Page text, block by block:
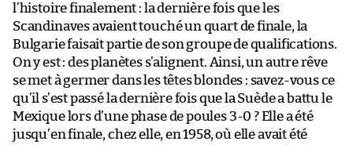
l’histoire finalement : la dernière fois que les
Scandinaves avaient touché un quart de finale, la
Bulgarie faisait partie de son groupe de qualifications.
On y est : des planètes s’alignent. Ainsi, un autre rêve
se met à germer dans les têtes blondes : savez-vous ce
qu’il s’est passé la dernière fois que la Suède a battu le
Mexique lors d’une phase de poules 3-0 ? Elle a été
jusqu’en finale, chez elle, en 1958, où elle avait été